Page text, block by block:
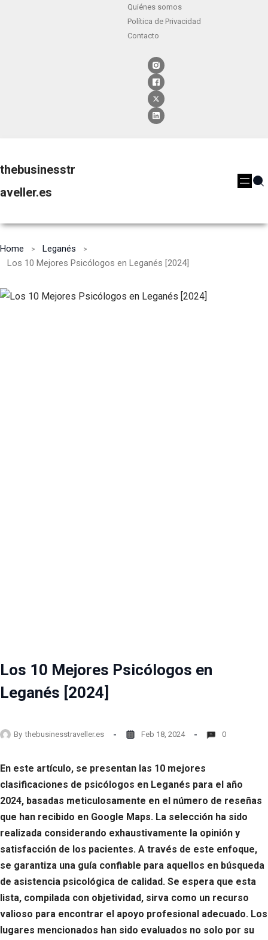
Quiénes somos
Política de Privacidad
Contacto
thebusinesstr
aveller.es
Home
Leganés
Los 10 Mejores Psicólogos en Leganés [2024]
Los 10 Mejores Psicólogos en
Leganés [2024]
By thebusinesstraveller.es Feb 18, 2024 0
En este artículo, se presentan las 10 mejores
clasificaciones de psicólogos en Leganés para el año
2024, basadas meticulosamente en el número de reseñas
que han recibido en Google Maps. La selección ha sido
realizada considerando exhaustivamente la opinión y
satisfacción de los pacientes. A través de este enfoque,
se garantiza una guía confiable para aquellos en búsqueda
de asistencia psicológica de calidad. Se espera que esta
lista, compilada con objetividad, sirva como un recurso
valioso para encontrar el apoyo profesional adecuado. Los
lugares mencionados han sido evaluados no solo por su